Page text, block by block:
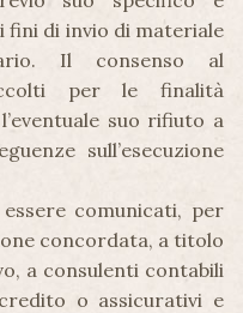
fini di invio di materiale
Il consenso al
per le finalità
suo rifiuto a
sull’esecuzione
comunicati, per
concordata, a titolo
a consulenti contabili
o assicurativi e